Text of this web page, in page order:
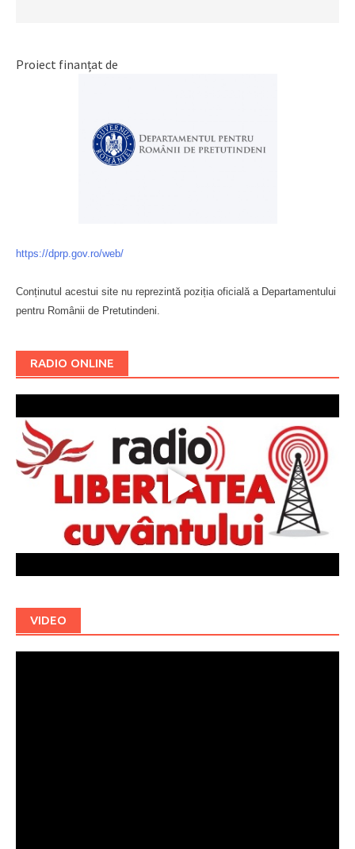
Proiect finanțat de
https://dprp.gov.ro/web/
Conținutul acestui site nu reprezintă poziția oficială a Departamentului
pentru Românii de Pretutindeni.
RADIO ONLINE
VIDEO